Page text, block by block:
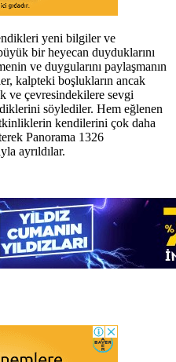
yeni bilgiler ve
bir heyecan duyduklarını
ve duygularını paylaşmanın
kalpteki boşlukların ancak
ve çevresindekilere sevgi
söylediler. Hem eğlenen
kendilerini çok daha
Panorama 1326
ayrıldılar.